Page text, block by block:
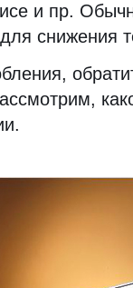
и пр.
снижения